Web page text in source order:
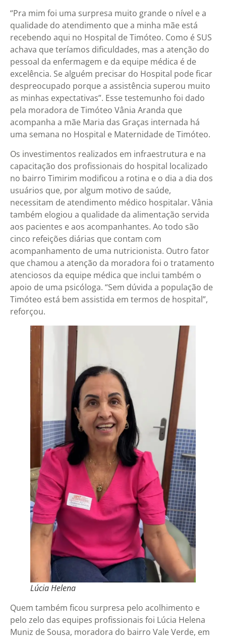
“Pra mim foi uma surpresa muito grande o nível e a
qualidade do atendimento que a minha mãe está
recebendo aqui no Hospital de Timóteo. Como é SUS
achava que teríamos dificuldades, mas a atenção do
pessoal da enfermagem e da equipe médica é de
excelência. Se alguém precisar do Hospital pode ficar
despreocupado porque a assistência superou muito
as minhas expectativas”. Esse testemunho foi dado
pela moradora de Timóteo Vânia Aranda que
acompanha a mãe Maria das Graças internada há
uma semana no Hospital e Maternidade de Timóteo.
Os investimentos realizados em infraestrutura e na
capacitação dos profissionais do hospital localizado
no bairro Timirim modificou a rotina e o dia a dia dos
usuários que, por algum motivo de saúde,
necessitam de atendimento médico hospitalar. Vânia
também elogiou a qualidade da alimentação servida
aos pacientes e aos acompanhantes. Ao todo são
cinco refeições diárias que contam com
acompanhamento de uma nutricionista. Outro fator
que chamou a atenção da moradora foi o tratamento
atenciosos da equipe médica que inclui também o
apoio de uma psicóloga. “Sem dúvida a população de
Timóteo está bem assistida em termos de hospital”,
reforçou.
Lúcia Helena
Quem também ficou surpresa pelo acolhimento e
pelo zelo das equipes profissionais foi Lúcia Helena
Muniz de Sousa, moradora do bairro Vale Verde, em